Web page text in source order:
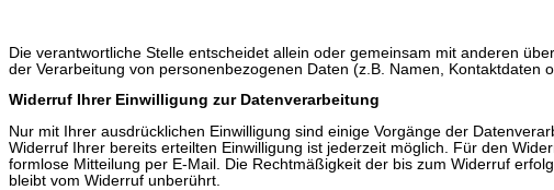
Die verantwortliche Stelle entscheidet allein oder gemeinsam mit anderen
der Verarbeitung von personenbezogenen Daten (z.B. Namen, Kontaktdaten
Widerruf Ihrer Einwilligung zur Datenverarbeitung
Nur mit Ihrer ausdrücklichen Einwilligung sind einige Vorgänge der
Widerruf Ihrer bereits erteilten Einwilligung ist jederzeit möglich. Für den
formlose Mitteilung per E-Mail. Die Rechtmäßigkeit der bis zum Widerruf
bleibt vom Widerruf unberührt.